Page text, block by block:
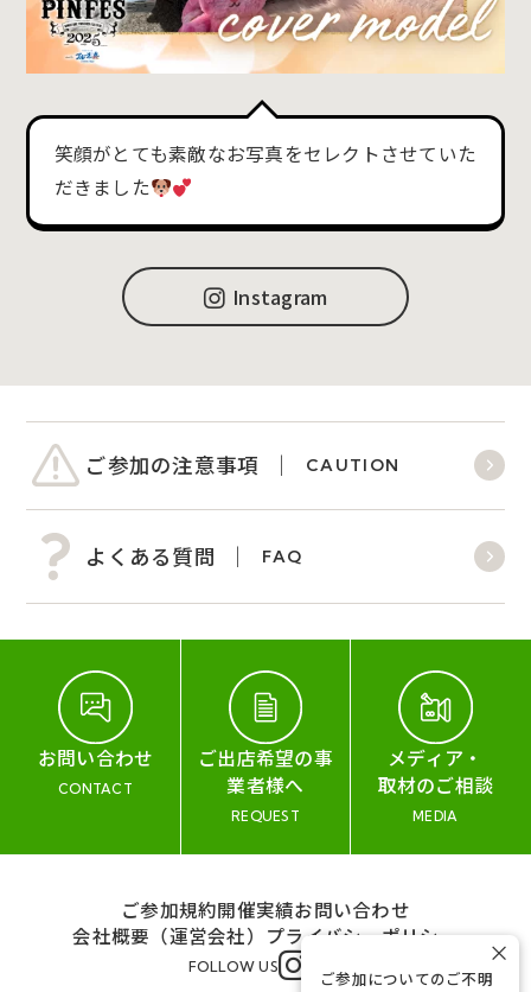
笑顔がとても素敵なお写真をセレクトさせていた
だきました
Instagram
ご参加の注意事項 CAUTION
よくある質問 FAQ
お問い合わせ
CONTACT
ご出店希望の事
業者様へ
REQUEST
メディア・
取材のご相談
MEDIA
ご参加規約開催実績お問い合わせ
会社概要（運営会社） プライバシーポリシー
FOLLOW US
ご参加についてのご不明
×